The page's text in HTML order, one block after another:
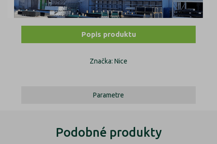
Popis produktu
Značka: Nice
Parametre
Podobné produkty